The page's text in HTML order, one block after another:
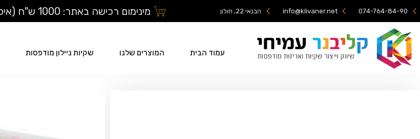
074-764-84-90
info@klivaner.net הבנאי 22, חולון מינימום רכישה באתר: 1000 ש"ח (איסוף עצמי בלבד)
עמוד הבית המוצרים שלנו שקיות ניילון מודפסות